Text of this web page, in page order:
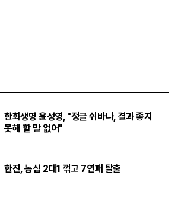
한화생명 윤성영, "정글 쉬바나, 결과 좋지
못해 할 말 없어"
한진, 농심 2대1 꺾고 7연패 탈출